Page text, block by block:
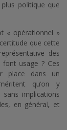
politique que
« opérationnel »
que cette
des
usage ? Ces
place dans un
qu’on y
implications
en général, et